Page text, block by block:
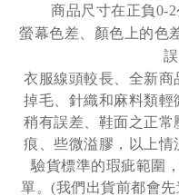
商品尺寸在正負0-2
螢幕色差
顏色上的色
衣服線頭較長、全新
掉毛、針織和麻料類
稍有誤差、鞋面之正
痕、些微溢膠，以上
驗貨標準的瑕疵範圍
單。(我們出貨前都會